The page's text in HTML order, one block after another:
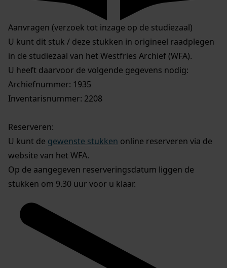
Aanvragen (verzoek tot inzage op de studiezaal)
U kunt dit stuk / deze stukken in origineel raadplegen
in de studiezaal van het Westfries Archief (WFA).
U heeft daarvoor de volgende gegevens nodig:
Archiefnummer: 1935
Inventarisnummer: 2208
Reserveren:
U kunt de gewenste stukken online reserveren via de
website van het WFA.
Op de aangegeven reserveringsdatum liggen de
stukken om 9.30 uur voor u klaar.